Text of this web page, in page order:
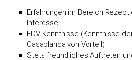
Erfahrungen im Bereich
Interesse
EDV-Kenntnisse (Kenntnisse
Casablanca von Vorteil)
Stets freundliches Auftreten